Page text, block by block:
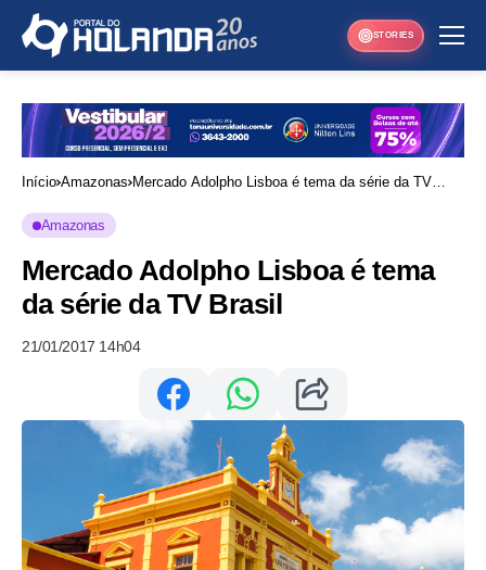
STORIES
Início Amazonas Mercado Adolpho Lisboa é tema da série da TV
Amazonas
Mercado Adolpho Lisboa é tema
da série da TV Brasil
21/01/2017 14h04